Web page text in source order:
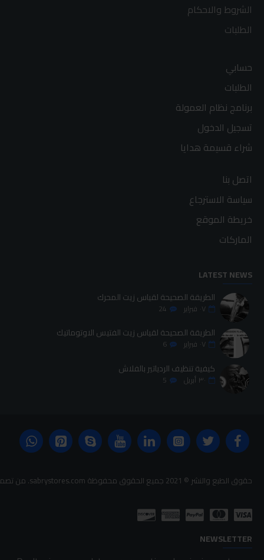
الشروط والاحكام
الطلبات
حسابي
الطلبات
برنامج نظام العمولة
تسجيل الدخول
شراء قسيمة هدايا
اتصل بنا
سياسة الاسترجاع
خريطة الموقع
الماركات
LATEST NEWS
الطريقة الصحيحة لقياس زيت المحرك
٠٧ فبراير 24
الطريقة الصحيحة لقياس زيت الفتيس الاوتوماتيك
٠٧ فبراير 6
كيفية تنظيف الردياتير بالفلاش
٣٠ أبريل 5
حقوق الطبع والنشر © 2021 جميع الحقوق محفوظة sabrystores.com. من تصميم-
NEWSLETTER